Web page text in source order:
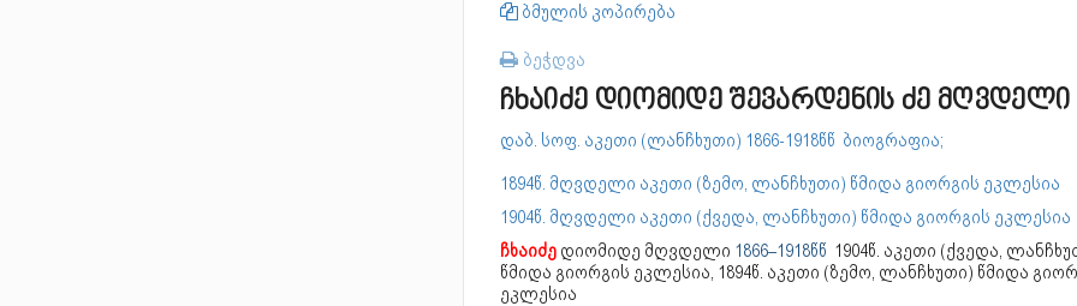
ბმულის კოპირება
ბეჭდვა
ჩხაიძე დიომიდე შევარდენის ძე მღვდელი
დაბ. სოფ. აკეთი (ლანჩხუთი) 1866-1918წწ ბიოგრაფია;
1894წ. მღვდელი აკეთი (ზემო, ლანჩხუთი) წმიდა გიორგის ეკლესია
1904წ. მღვდელი აკეთი (ქვედა, ლანჩხუთი) წმიდა გიორგის ეკლესია
ჩხაიძედიომიდე მღვდელი 1866–1918წწ 1904წ. აკეთი (ქვედა,
წმიდა გიორგის ეკლესია, 1894წ. აკეთი (ზემო, ლანჩხუთი) წმიდა
ეკლესია